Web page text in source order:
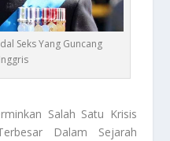
Seks Yang Guncang
Salah Satu Krisis
Dalam Sejarah